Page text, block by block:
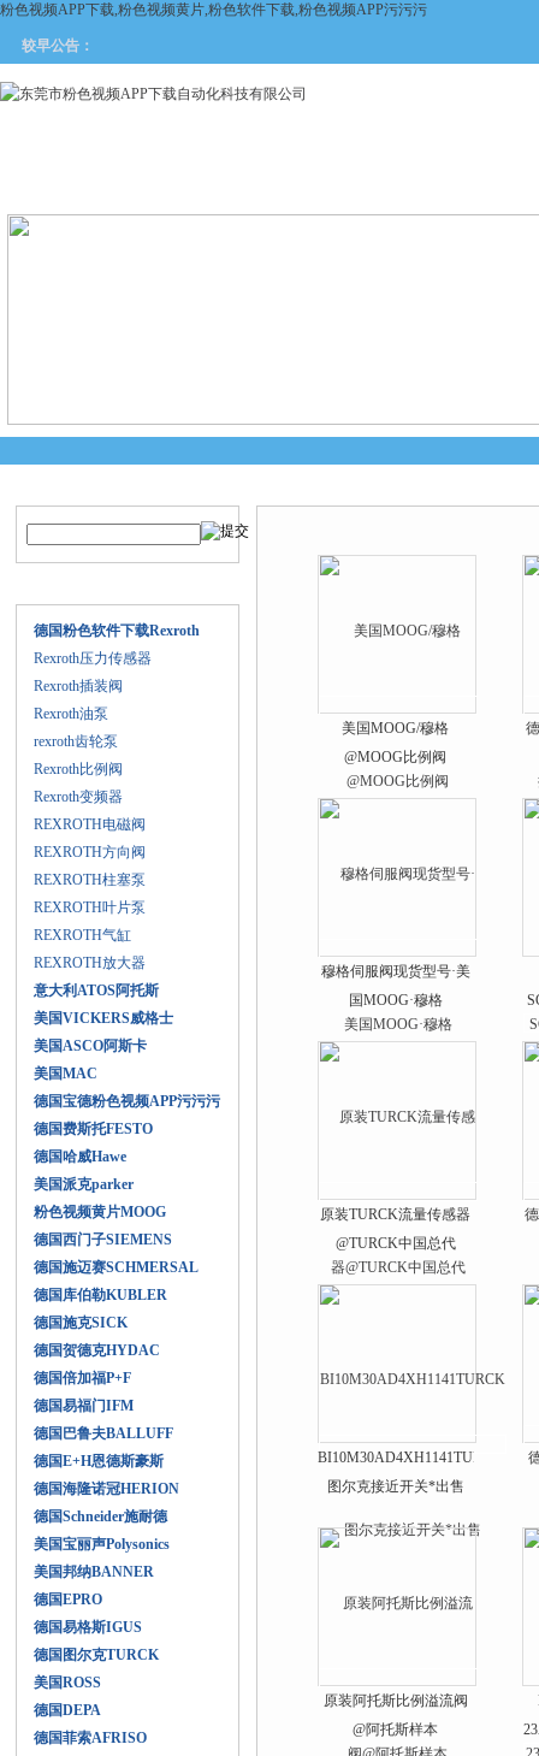
粉色视频APP下载,粉色视频黄片,粉色软件下载,粉色视频APP污污污
较早公告：
下载
德国粉色软件下载Rexroth
Rexroth压力传感器
Rexroth插装阀
Rexroth油泵
rexroth齿轮泵
Rexroth比例阀
Rexroth变频器
REXROTH电磁阀
REXROTH方向阀
REXROTH柱塞泵
REXROTH叶片泵
REXROTH气缸
REXROTH放大器
意大利ATOS阿托斯
美国VICKERS威格士
美国ASCO阿斯卡
美国MAC
德国宝德粉色视频APP污污污
德国费斯托FESTO
德国哈威Hawe
美国派克parker
粉色视频黄片MOOG
德国西门子SIEMENS
德国施迈赛SCHMERSAL
德国库伯勒KUBLER
德国施克SICK
德国贺德克HYDAC
德国倍加福P+F
德国易福门IFM
德国巴鲁夫BALLUFF
德国E+H恩德斯豪斯
德国海隆诺冠HERION
德国Schneider施耐德
美国宝丽声Polysonics
美国邦纳BANNER
德国EPRO
德国易格斯IGUS
德国图尔克TURCK
美国ROSS
德国DEPA
德国菲索AFRISO
美国MOOG/穆格
@MOOG比例阀
穆格伺服阀现货型号·美
国MOOG·穆格
原装TURCK流量传感器
@TURCK中国总代
BI10M30AD4XH1141TURCK
图尔克接近开关*出售
原装阿托斯比例溢流阀
@阿托斯样本